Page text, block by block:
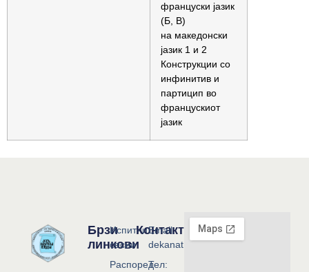
француски јазик
(Б, В)
на македонски
јазик 1 и 2
Конструкции со
инфинитив и
партицип во
францускиот
јазик
Брзи
линкови
Испитни
сесии
Распоред
Контакт
Email:
dekanat@flf.ukim.edu.mk
Тел: